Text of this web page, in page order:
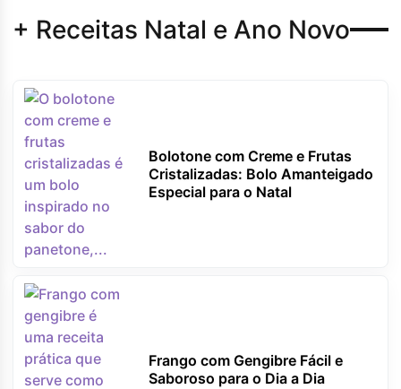
+ Receitas Natal e Ano Novo
Bolotone com Creme e Frutas
Cristalizadas: Bolo Amanteigado
Especial para o Natal
Frango com Gengibre Fácil e
Saboroso para o Dia a Dia